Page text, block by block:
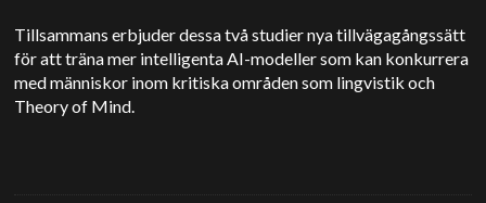
Tillsammans erbjuder dessa två studier nya tillvägagångssätt
för att träna mer intelligenta AI-modeller som kan konkurrera
med människor inom kritiska områden som lingvistik och
Theory of Mind.